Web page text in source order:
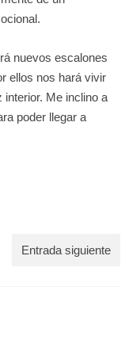
nuevos escalones
ellos nos hará vivir
Me inclino a
poder llegar a
Entrada siguiente